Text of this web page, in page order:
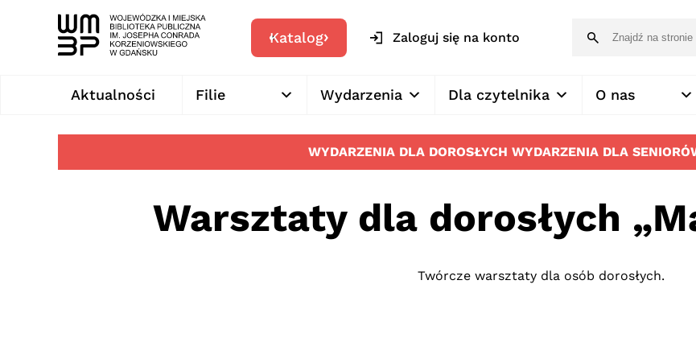
Katalog Zaloguj się na konto
Aktualności Filie Wydarzenia Dla czytelnika O nas
WYDARZENIA DLA DOROSŁYCH WYDARZENIA DLA
Warsztaty dla dorosłych
Twórcze warsztaty dla osób dorosłych.